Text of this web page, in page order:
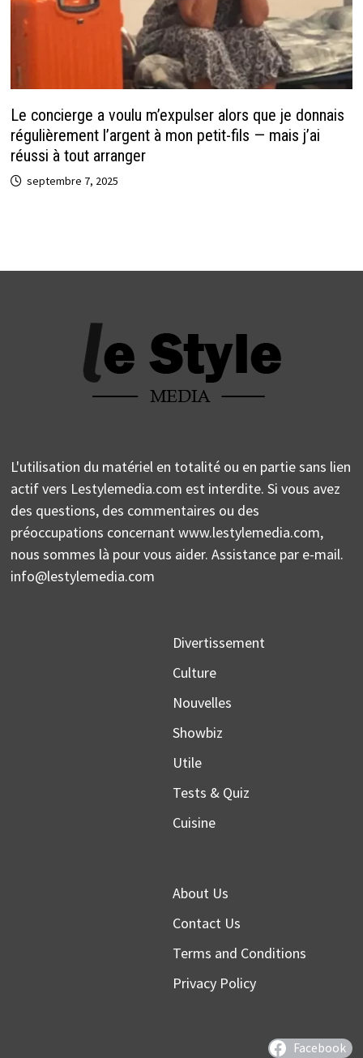
Le concierge a voulu m’expulser alors que je donnais
régulièrement l’argent à mon petit-fils — mais j’ai
réussi à tout arranger
septembre 7, 2025
L'utilisation du matériel en totalité ou en partie sans lien
actif vers Lestylemedia.com est interdite. Si vous avez
des questions, des commentaires ou des
préoccupations concernant www.lestylemedia.com,
nous sommes là pour vous aider. Assistance par e-mail.
info@lestylemedia.com
Divertissement
Culture
Nouvelles
Showbiz
Utile
Tests & Quiz
Cuisine
About Us
Contact Us
Terms and Conditions
Privacy Policy
Facebook